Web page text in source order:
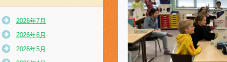
2026年7月
2026年6月
2026年5月